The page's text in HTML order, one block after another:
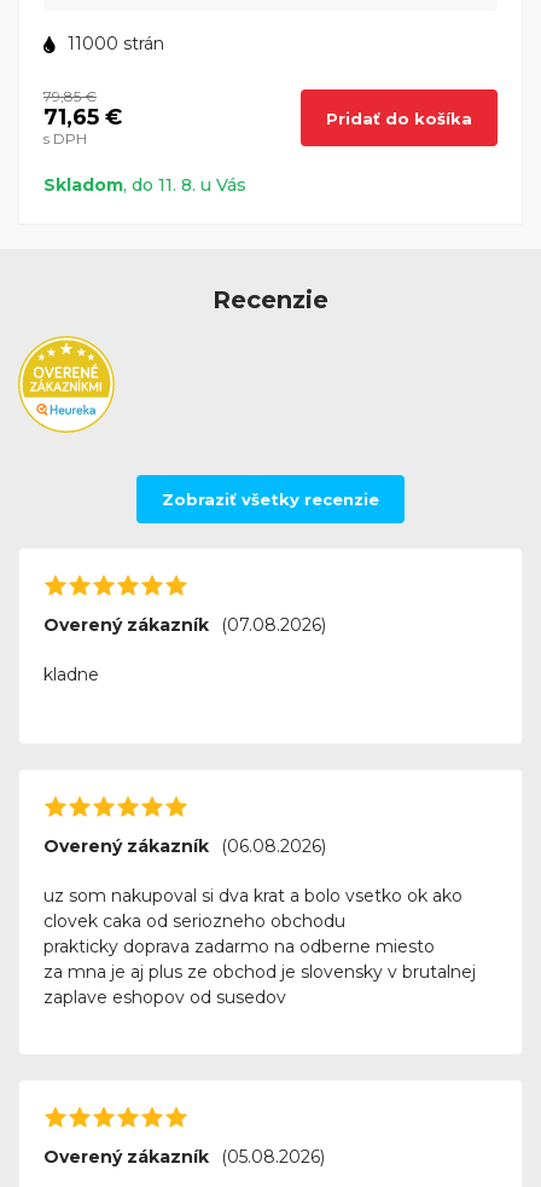
11000 strán
79,85 €
71,65 €
s DPH
Pridať do košíka
Skladom, do 11. 8. u Vás
Recenzie
Zobraziť všetky recenzie
Overený zákazník (07.08.2026)
kladne
Overený zákazník (06.08.2026)
uz som nakupoval si dva krat a bolo vsetko ok ako
clovek caka od seriozneho obchodu
prakticky doprava zadarmo na odberne miesto
za mna je aj plus ze obchod je slovensky v brutalnej
zaplave eshopov od susedov
Overený zákazník (05.08.2026)